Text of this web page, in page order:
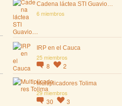
Cadena láctea STI Guavio…
6 miembros
IRP en el Cauca
25 miembros
8 2
Multiplicadores Tolima
29 miembros
30 3